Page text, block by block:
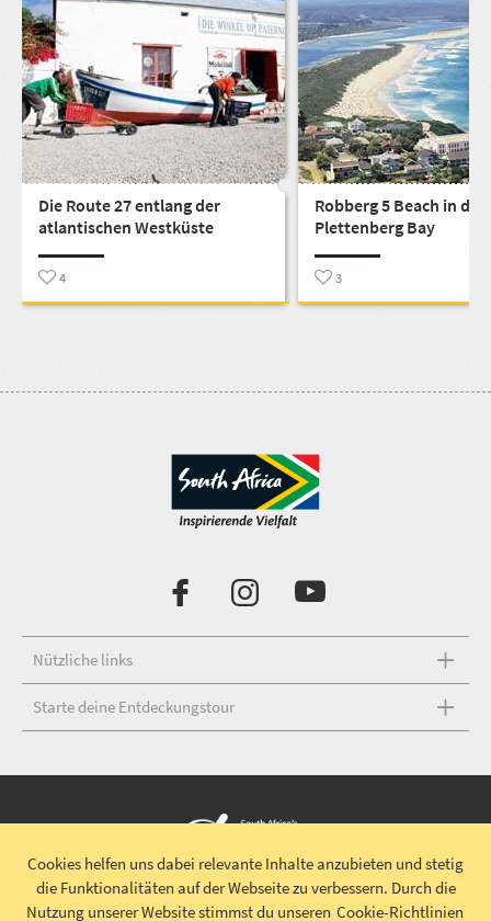
Die Route 27 entlang der
atlantischen Westküste
4
Robberg 5 Beach in der
Plettenberg Bay
3
Nützliche links
Starte deine Entdeckungstour
Urheberrecht © 2026 South African TourismHaftungsausschluss
Cookies helfen uns dabei relevante Inhalte anzubieten und stetig
die Funktionalitäten auf der Webseite zu verbessern. Durch die
Nutzung unserer Website stimmst du unseren Cookie-Richtlinien